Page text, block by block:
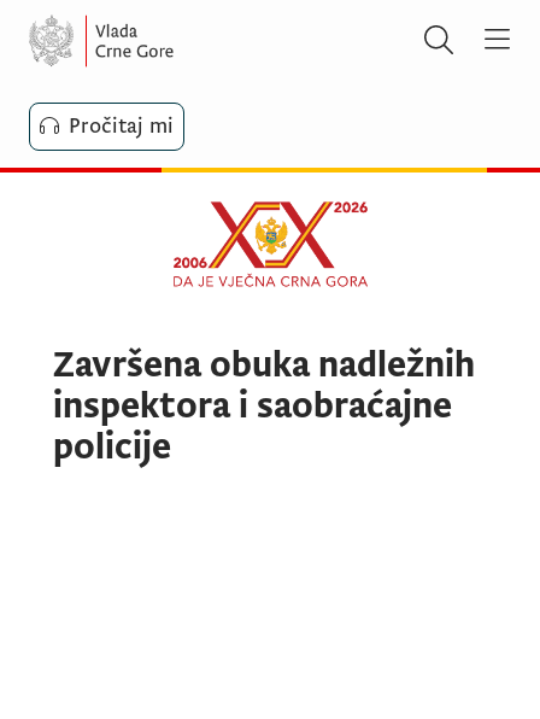
Pročitaj mi
Završena obuka nadležnih
inspektora i saobraćajne
policije